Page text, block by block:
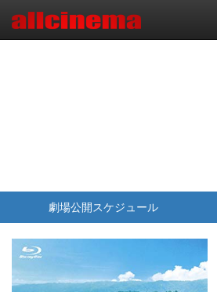
劇場公開スケジュール